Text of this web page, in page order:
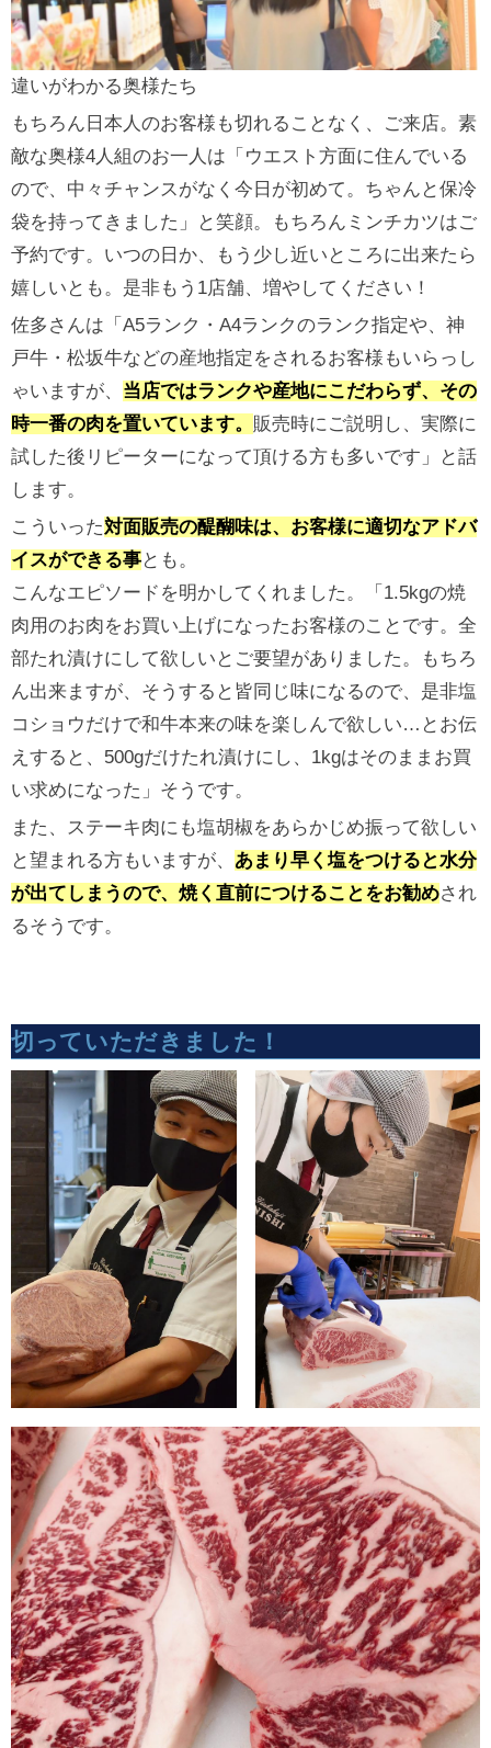
違いがわかる奥様たち
もちろん日本人のお客様も切れることなく、ご来店。素
敵な奥様4人組のお一人は「ウエスト方面に住んでいる
ので、中々チャンスがなく今日が初めて。ちゃんと保冷
袋を持ってきました」と笑顔。もちろんミンチカツはご
予約です。いつの日か、もう少し近いところに出来たら
嬉しいとも。是非もう1店舗、増やしてください！
佐多さんは「A5ランク・A4ランクのランク指定や、神
戸牛・松坂牛などの産地指定をされるお客様もいらっし
ゃいますが、 当店ではランクや産地にこだわらず、その
時一番の肉を置いています。 販売時にご説明し、実際に
試した後リピーターになって頂ける方も多いです」と話
します。
こういった対面販売の醍醐味は、お客様に適切なアドバ
イスができる事とも。
こんなエピソードを明かしてくれました。「1.5kgの焼
肉用のお肉をお買い上げになったお客様のことです。全
部たれ漬けにして欲しいとご要望がありました。もちろ
ん出来ますが、そうすると皆同じ味になるので、是非塩
コショウだけで和牛本来の味を楽しんで欲しい…とお伝
えすると、500gだけたれ漬けにし、1kgはそのままお買
い求めになった」そうです。
また、ステーキ肉にも塩胡椒をあらかじめ振って欲しい
と望まれる方もいますが、 あまり早く塩をつけると水分
が出てしまうので、焼く直前につけることをお勧めされ
るそうです。
切っていただきました！